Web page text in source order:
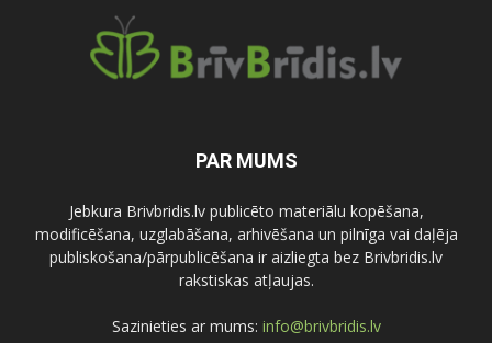
PAR MUMS
Jebkura Brivbridis.lv publicēto materiālu kopēšana,
modificēšana, uzglabāšana, arhivēšana un pilnīga vai daļēja
publiskošana/pārpublicēšana ir aizliegta bez Brivbridis.lv
rakstiskas atļaujas.
Sazinieties ar mums: info@brivbridis.lv